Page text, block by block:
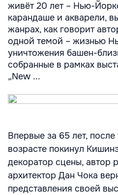
живёт 20 лет – Нью-
карандаше и акварели,
жанрах, как говорит
одной темой – жизнью
уничтожения башен-
собранные в рамках
„New ...
Впервые за 65 лет,
возрасте покинул
декоратор сцены, автор
архитектор Дан Чока
представления своей